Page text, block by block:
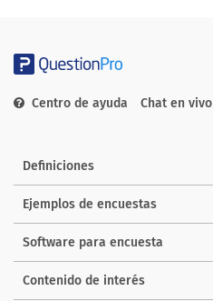
Centro de ayuda Chat en vivo
Definiciones
Ejemplos de encuestas
Software para encuesta
Contenido de interés